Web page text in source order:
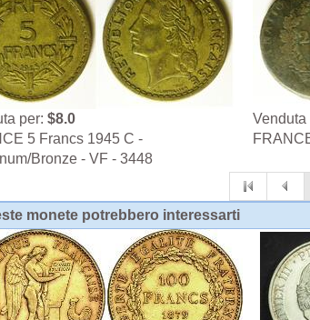
per:$8.0
5 Francs 1945 C -
Bronze - VF - 3448
Venduta
monete potrebbero interessarti